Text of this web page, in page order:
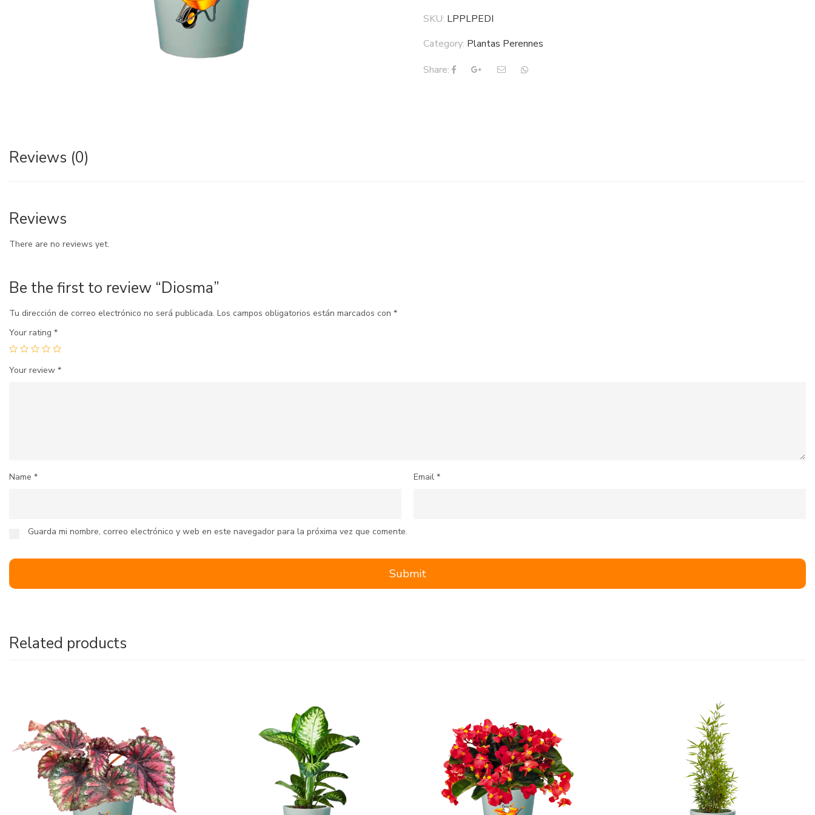
SKU: LPPLPEDI
Category: Plantas Perennes
Share:
Reviews (0)
Reviews
There are no reviews yet.
Be the first to review “Diosma”
Tu dirección de correo electrónico no será publicada. Los campos obligatorios están marcados con *
Your rating *
Your review *
Name * Email *
Guarda mi nombre, correo electrónico y web en este navegador para la próxima vez que comente.
Related products